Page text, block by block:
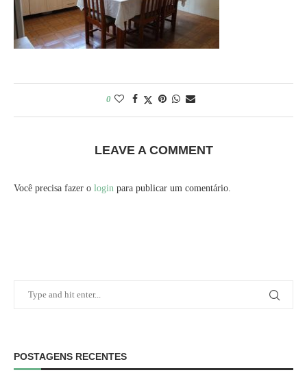
0
LEAVE A COMMENT
Você precisa fazer o login para publicar um comentário.
POSTAGENS RECENTES